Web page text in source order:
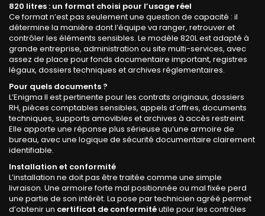
820 litres : un format choisi pour l’usage réel
Ce format n’est pas seulement une question de capacité : il
détermine la manière dont l’équipe va ranger, retrouver et
contrôler les éléments sensibles. Le modèle 820L est adapté à
grande entreprise, administration ou site multi-services, avec
assez de place pour fonds documentaire important, registres
légaux, dossiers techniques et archives réglementaires.
Pour quels documents ?
L’Enigma II est pertinente pour les contrats originaux, dossiers
RH, pièces comptables sensibles, appels d’offres, documents
techniques, supports amovibles et archives à accès restreint.
Elle apporte une réponse plus sérieuse qu’une armoire de
bureau, avec une logique de sécurité documentaire clairement
identifiable.
Installation et conformité
L’installation ne doit pas être traitée comme une simple
livraison. Une armoire forte mal positionnée ou mal fixée perd
une partie de son intérêt. La pose par technicien agréé permet
d’obtenir un certificat de conformitéutile pour les contrôles